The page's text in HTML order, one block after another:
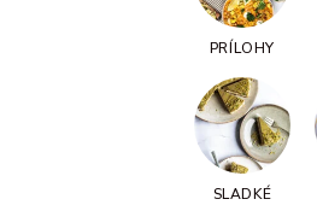
PRÍLOHY
SLADKÉ